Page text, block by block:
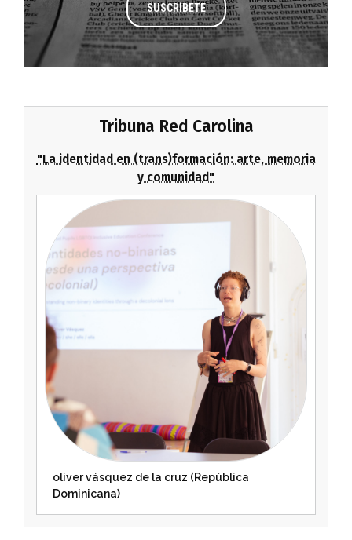
SUSCRÍBETE
Tribuna Red Carolina
"La identidad en (trans)formación: arte, memoria
y comunidad"
oliver vásquez de la cruz (República
Dominicana)